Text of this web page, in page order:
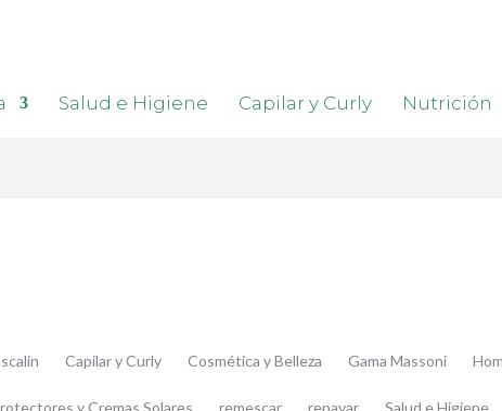
Salud e Higiene Capilar y Curly Nutrición
Capilar y Curly Cosmética y Belleza Gama Massoni
y Cremas Solares remescar repavar Salud e Higiene